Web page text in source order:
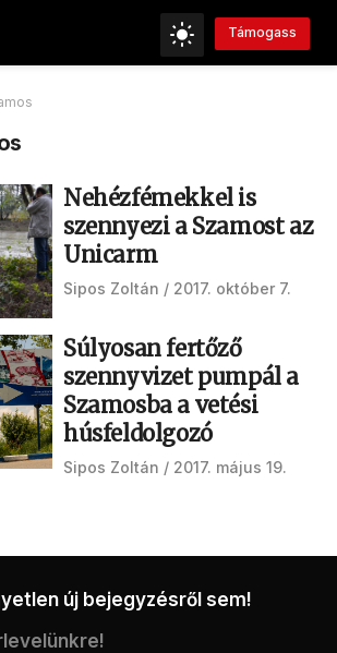
Támogass
Nehézfémekkel is
szennyezi a Szamost az
Unicarm
Sipos Zoltán 2017. október 7.
Súlyosan fertőző
szennyvizet pumpál a
Szamosba a vetési
húsfeldolgozó
Sipos Zoltán 2017. május 19.
új bejegyzésről sem!